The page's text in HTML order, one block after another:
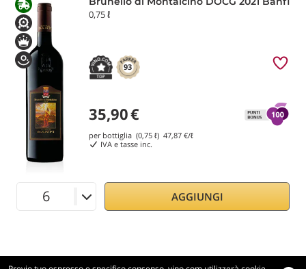
0,75 ℓ
93
35,90€
per bottiglia (0,75 ℓ) 47,87 €/ℓ
IVA e tasse inc.
AGGIUNGI